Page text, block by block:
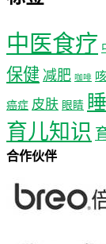
中医食疗
保健 减肥 咖啡
癌症 皮肤 眼睛
育儿知识
合作伙伴